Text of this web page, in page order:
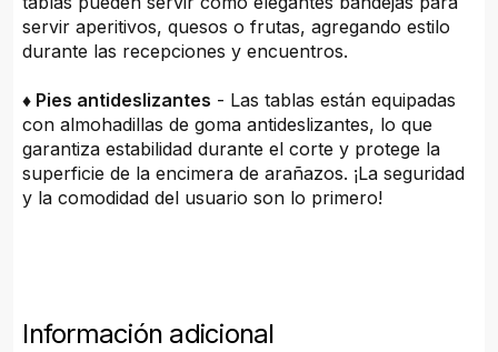
servir aperitivos, quesos o frutas, agregando estilo
durante las recepciones y encuentros.
♦ Pies antideslizantes - Las tablas están equipadas
con almohadillas de goma antideslizantes, lo que
garantiza estabilidad durante el corte y protege la
superficie de la encimera de arañazos. ¡La seguridad
y la comodidad del usuario son lo primero!
Información adicional